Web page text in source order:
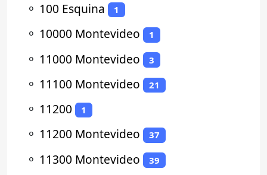
⚬ 100 Esquina 1
⚬ 10000 Montevideo 1
⚬ 11000 Montevideo 3
⚬ 11100 Montevideo 21
⚬ 11200 1
⚬ 11200 Montevideo 37
⚬ 11300 Montevideo 39